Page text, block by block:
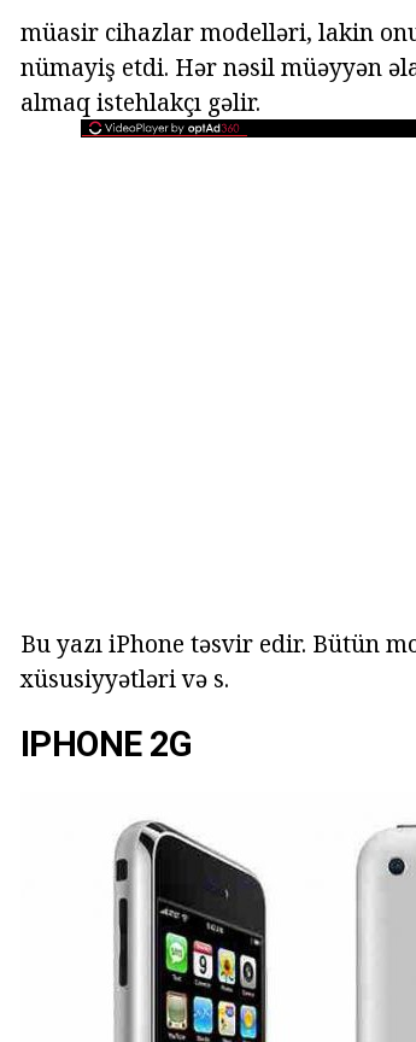
müasir cihazlar modelləri, lakin
nümayiş etdi. Hər nəsil müəyyən
almaq istehlakçı gəlir.
Bu yazı iPhone təsvir edir. Bütün
xüsusiyyətləri və s.
IPHONE 2G